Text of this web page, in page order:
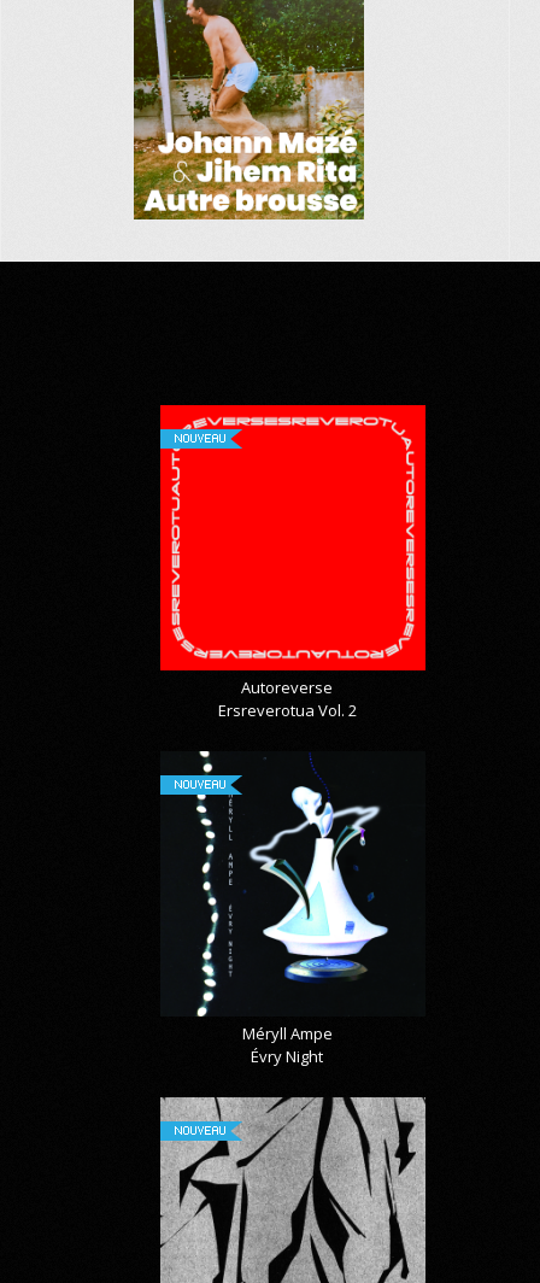
NOUVEAU
Autoreverse
Ersreverotua Vol. 2
NOUVEAU
Méryll Ampe
Évry Night
NOUVEAU